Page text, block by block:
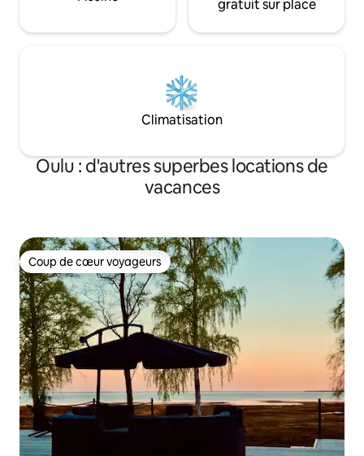
gratuit sur place
Climatisation
Oulu : d'autres superbes locations de
vacances
Coup de cœur voyageurs
Coup de cœur voyageurs